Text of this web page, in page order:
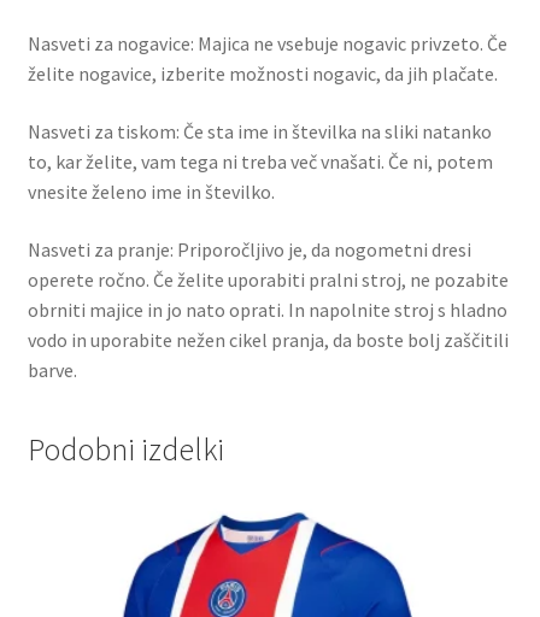
Nasveti za nogavice: Majica ne vsebuje nogavic privzeto. Če
želite nogavice, izberite možnosti nogavic, da jih plačate.
Nasveti za tiskom: Če sta ime in številka na sliki natanko
to, kar želite, vam tega ni treba več vnašati. Če ni, potem
vnesite želeno ime in številko.
Nasveti za pranje: Priporočljivo je, da nogometni dresi
operete ročno. Če želite uporabiti pralni stroj, ne pozabite
obrniti majice in jo nato oprati. In napolnite stroj s hladno
vodo in uporabite nežen cikel pranja, da boste bolj zaščitili
barve.
Podobni izdelki